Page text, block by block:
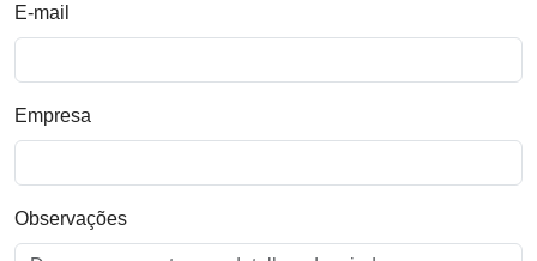
E-mail
Empresa
Observações